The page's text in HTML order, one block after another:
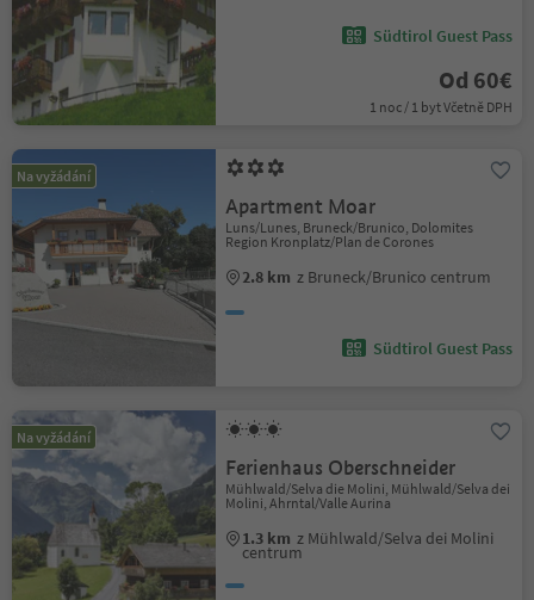
Südtirol Guest Pass
Od 60€
1 noc / 1 byt Včetně DPH
Na vyžádání
Apartment Moar
Luns/Lunes, Bruneck/Brunico, Dolomites
Region Kronplatz/Plan de Corones
2.8 km z Bruneck/Brunico centrum
Südtirol Guest Pass
Na vyžádání
Ferienhaus Oberschneider
Mühlwald/Selva die Molini, Mühlwald/Selva dei
Molini, Ahrntal/Valle Aurina
1.3 km z Mühlwald/Selva dei Molini
centrum